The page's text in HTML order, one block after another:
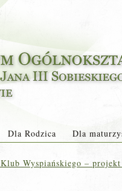
Dla Rodzica Dla
Klub Wyspiańskiego –